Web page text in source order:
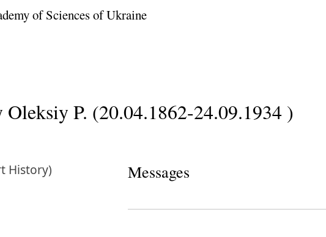
of Sciences of Ukraine
Oleksiy P. (20.04.1862-24.09.1934 )
History)
Messages